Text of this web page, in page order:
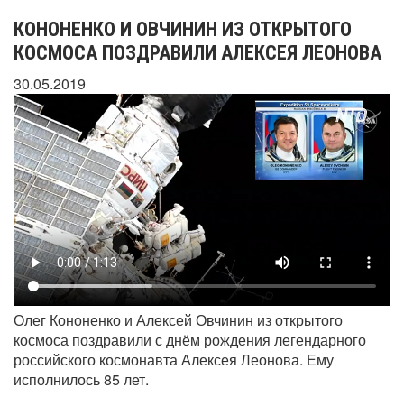
КОНОНЕНКО И ОВЧИНИН ИЗ ОТКРЫТОГО
КОСМОСА ПОЗДРАВИЛИ АЛЕКСЕЯ ЛЕОНОВА
30.05.2019
Олег Кононенко и Алексей Овчинин из открытого
космоса поздравили с днём рождения легендарного
российского космонавта Алексея Леонова. Ему
исполнилось 85 лет.